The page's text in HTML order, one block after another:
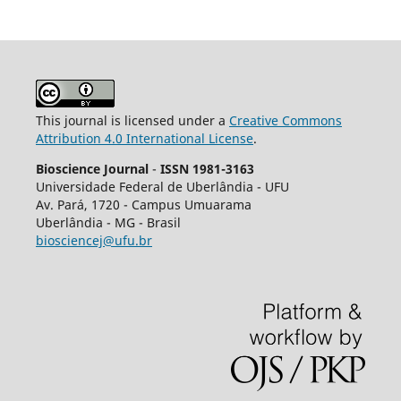
This journal is licensed under a Creative Commons
Attribution 4.0 International License.
Bioscience Journal - ISSN 1981-3163
Universidade Federal de Uberlândia - UFU
Av. Pará, 1720 - Campus Umuarama
Uberlândia - MG - Brasil
biosciencej@ufu.br